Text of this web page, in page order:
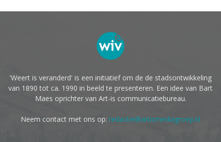
'Weert is veranderd' is een initiatief om de de stadsontwikkeling
van 1890 tot ca. 1990 in beeld te presenteren. Een idee van Bart
Maes oprichter van Art-is communicatiebureau.
Neem contact met ons op: redactie@artismediagroep.nl